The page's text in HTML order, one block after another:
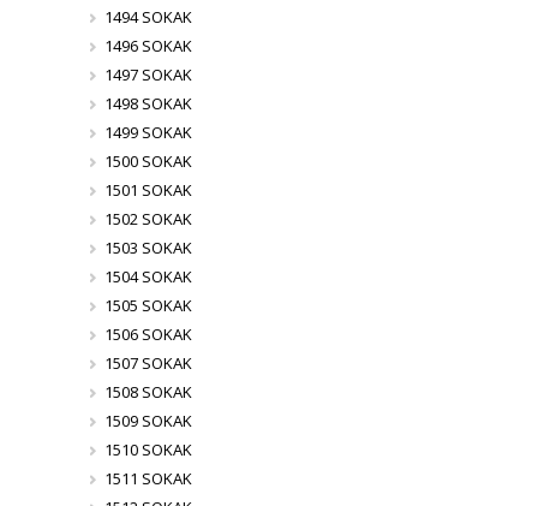
1494 SOKAK
1496 SOKAK
1497 SOKAK
1498 SOKAK
1499 SOKAK
1500 SOKAK
1501 SOKAK
1502 SOKAK
1503 SOKAK
1504 SOKAK
1505 SOKAK
1506 SOKAK
1507 SOKAK
1508 SOKAK
1509 SOKAK
1510 SOKAK
1511 SOKAK